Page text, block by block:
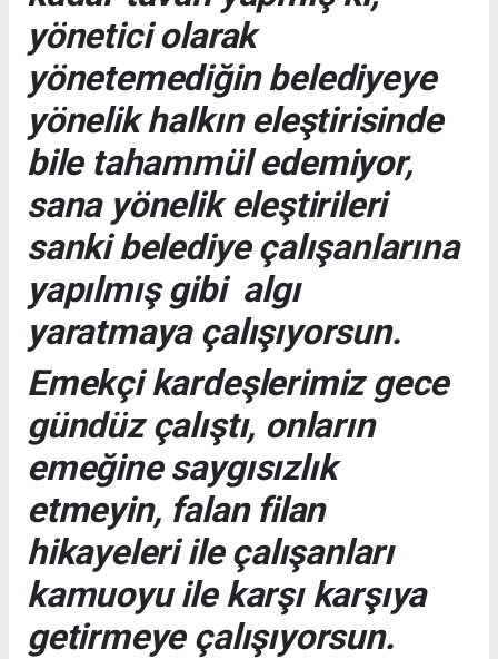
yönetici olarak
yönetemediğin belediyeye
yönelik halkın eleştirisinde
bile tahammül edemiyor,
sana yönelik eleştirileri
sanki belediye çalışanlarına
yapılmış gibi algı
yaratmaya çalışıyorsun.
Emekçi kardeşlerimiz gece
gündüz çalıştı, onların
emeğine saygısızlık
etmeyin, falan filan
hikayeleri ile çalışanları
kamuoyu ile karşı karşıya
getirmeye çalışıyorsun.